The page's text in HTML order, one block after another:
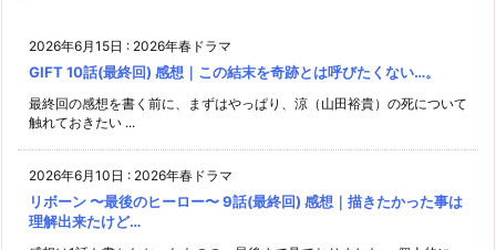
2026年6月15日 : 2026年春ドラマ
GIFT 10話(最終回) 感想｜この結末を奇跡とは呼びたくない…。
最終回の感想を書く前に、まずはやっぱり、涼（山田裕貴）の死について
触れておきたい ...
2026年6月10日 : 2026年春ドラマ
リボーン 〜最後のヒーロー〜 9話(最終回) 感想｜描きたかった事は
理解出来たけど…